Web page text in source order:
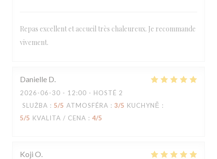
Repas excellent et accueil très chaleureux. Je recommande
vivement.
Danielle D
2026-06-30 - 12:00 - HOSTÉ 2
SLUŽBA : 5/5 ATMOSFÉRA : 3/5 KUCHYNĚ :
5/5 KVALITA / CENA : 4/5
Koji O